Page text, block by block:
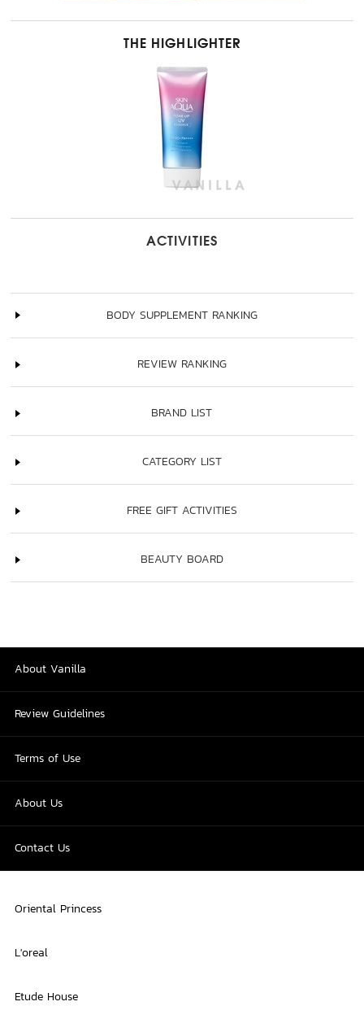
THE HIGHLIGHTER
ACTIVITIES
BODY SUPPLEMENT RANKING
REVIEW RANKING
BRAND LIST
CATEGORY LIST
FREE GIFT ACTIVITIES
BEAUTY BOARD
About Vanilla
Review Guidelines
Terms of Use
About Us
Contact Us
Oriental Princess
L'oreal
Etude House